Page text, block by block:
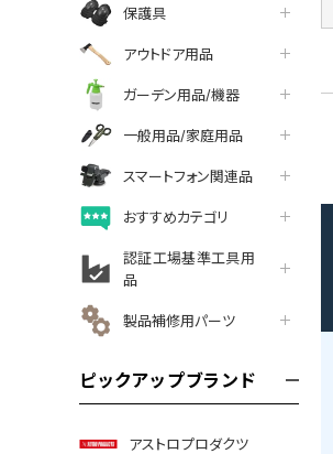
保護具
アウトドア用品
ガーデン用品/機器
一般用品/家庭用品
スマートフォン関連品
おすすめカテゴリ
認証工場基準工具用
品
製品補修用パーツ
ピックアップブランド
アストロプロダクツ